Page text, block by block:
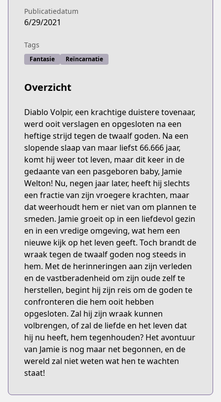
Publicatiedatum
6/29/2021
Tags
Fantasie Reïncarnatie
Overzicht
Diablo Volpir, een krachtige duistere tovenaar,
werd ooit verslagen en opgesloten na een
heftige strijd tegen de twaalf goden. Na een
slopende slaap van maar liefst 66.666 jaar,
komt hij weer tot leven, maar dit keer in de
gedaante van een pasgeboren baby, Jamie
Welton! Nu, negen jaar later, heeft hij slechts
een fractie van zijn vroegere krachten, maar
dat weerhoudt hem er niet van om plannen te
smeden. Jamie groeit op in een liefdevol gezin
en in een vredige omgeving, wat hem een
nieuwe kijk op het leven geeft. Toch brandt de
wraak tegen de twaalf goden nog steeds in
hem. Met de herinneringen aan zijn verleden
en de vastberadenheid om zijn oude zelf te
herstellen, begint hij zijn reis om de goden te
confronteren die hem ooit hebben
opgesloten. Zal hij zijn wraak kunnen
volbrengen, of zal de liefde en het leven dat
hij nu heeft, hem tegenhouden? Het avontuur
van Jamie is nog maar net begonnen, en de
wereld zal niet weten wat hen te wachten
staat!